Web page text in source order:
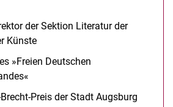
der Sektion Literatur der
Künste
»Freien Deutschen
Preis der Stadt Augsburg